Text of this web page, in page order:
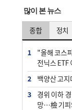
많이 본 뉴스
종합 정치
1
"올해 코스
전닉스 ETF
2
백양산 고
3
경위 이하
망…檢 기피